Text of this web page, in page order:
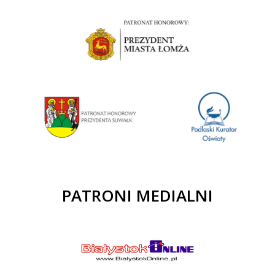
PATRONI MEDIALNI